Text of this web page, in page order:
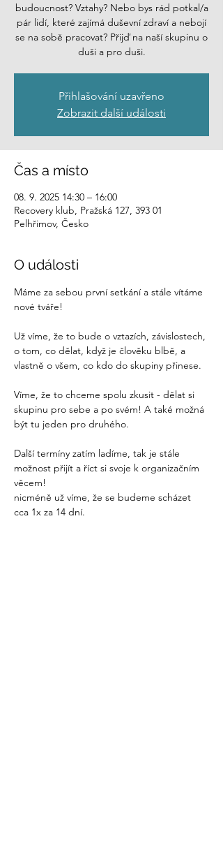
budoucnost? Vztahy? Nebo bys rád potkal/a
pár lidí, které zajímá duševní zdraví a nebojí
se na sobě pracovat? Přijď na naší skupinu o
duši a pro duši.
Přihlašování uzavřeno
Zobrazit další události
Čas a místo
08. 9. 2025 14:30 – 16:00
Recovery klub, Pražská 127, 393 01
Pelhřimov, Česko
O události
Máme za sebou první setkání a stále vítáme
nové tváře!
Už víme, že to bude o vztazích, závislostech,
o tom, co dělat, když je člověku blbě, a
vlastně o všem, co kdo do skupiny přinese.
Víme, že to chceme spolu zkusit - dělat si
skupinu pro sebe a po svém! A také možná
být tu jeden pro druhého.
Další termíny zatím ladíme, tak je stále
možnost přijít a říct si svoje k organizačním
věcem!
nicméně už víme, že se budeme scházet
cca 1x za 14 dní.